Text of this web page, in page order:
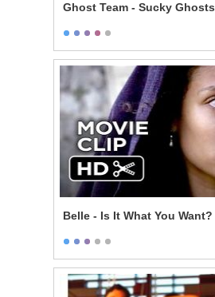
Ghost Team - Sucky Ghosts
Belle - Is It What You Want?